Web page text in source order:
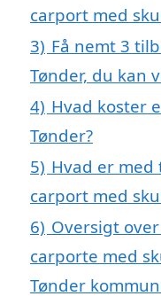
carport med
3) Få nemt 3
Tønder, du kan
4) Hvad koster
Tønder?
5) Hvad er med
carport med
6) Oversigt
carporte med
Tønder